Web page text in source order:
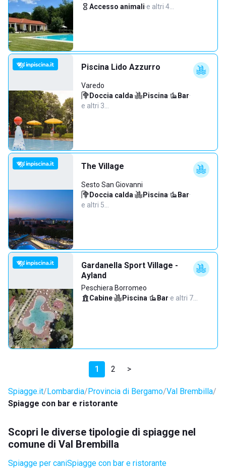
Accesso animali·e altri 4…
Piscina Lido Azzurro
Varedo
Doccia calda· Piscina· Bar·
e altri 3…
The Village
Sesto San Giovanni
Doccia calda· Piscina· Bar·
e altri 5…
Gardanella Sport Village -
Ayland
Peschiera Borromeo
Cabine· Piscina· Bar·e altri 7…
1 2 >
Spiagge.it Lombardia Provincia di Bergamo Val Brembilla
Spiagge con bar e ristorante
Scopri le diverse tipologie di spiagge nel
comune di Val Brembilla
Spiagge per caniSpiagge con bar e ristorante